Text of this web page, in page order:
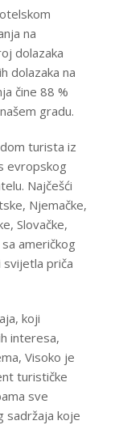
na
dolazaka
dolazaka na
čine 88 %
gradu.
turista iz
evropskog
Najčešći
Njemačke,
Slovačke,
američkog
priča
koji
interesa,
Visoko je
turističke
sve
sadržaja koje